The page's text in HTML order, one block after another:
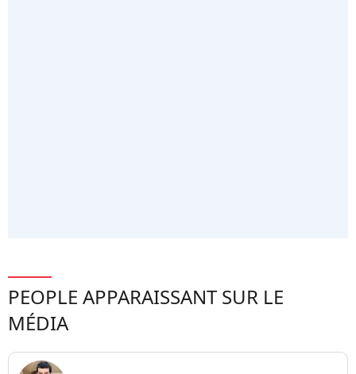
PEOPLE APPARAISSANT SUR LE
MÉDIA